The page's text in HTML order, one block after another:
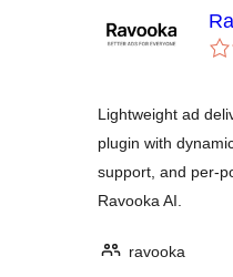
Lightweight ad
plugin with
support, and per-
Ravooka AI.
ravooka